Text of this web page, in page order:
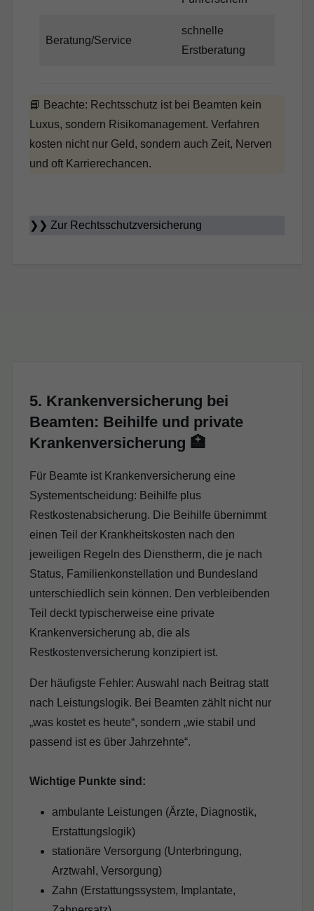
Beratung/Service
schnelle
Erstberatung
📘 Beachte: Rechtsschutz ist bei Beamten kein
Luxus, sondern Risikomanagement. Verfahren
kosten nicht nur Geld, sondern auch Zeit, Nerven
und oft Karrierechancen.
❯❯ Zur Rechtsschutzversicherung
5. Krankenversicherung bei
Beamten: Beihilfe und private
Krankenversicherung 🏥
Für Beamte ist Krankenversicherung eine
Systementscheidung: Beihilfe plus
Restkostenabsicherung. Die Beihilfe übernimmt
einen Teil der Krankheitskosten nach den
jeweiligen Regeln des Dienstherrn, die je nach
Status, Familienkonstellation und Bundesland
unterschiedlich sein können. Den verbleibenden
Teil deckt typischerweise eine private
Krankenversicherung ab, die als
Restkostenversicherung konzipiert ist.
Der häufigste Fehler: Auswahl nach Beitrag statt
nach Leistungslogik. Bei Beamten zählt nicht nur
„was kostet es heute“, sondern „wie stabil und
passend ist es über Jahrzehnte“.
Wichtige Punkte sind:
ambulante Leistungen (Ärzte, Diagnostik,
Erstattungslogik)
stationäre Versorgung (Unterbringung,
Arztwahl, Versorgung)
Zahn (Erstattungssystem, Implantate,